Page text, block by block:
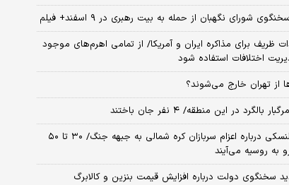
شورای نگهبان از حمله به بیت رهبری در ۹ اسفند+ فیلم
ظریف برای مذاکره ایران و آمریکا/ از تمامی اهرم‌های موجود
اختلافات استفاده شود
از تهران خارج می‌شوند؟
بالگرد در این منطقه/ ۴ نفر جان باختند
ادعای زلنسکی درباره اعزام سربازان کره شمالی به جبهه جنگ/ ۳۰ تا ۵۰
به روسیه می‌آیند
سخنگوی دولت درباره افزایش قیمت بنزین و کالابرگ